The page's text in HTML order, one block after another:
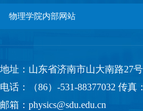
物理学院内部网站
地址：山东省济南市山大南路27
电话：（86）-531-88377032 传真
邮箱：physics@sdu.edu.cn